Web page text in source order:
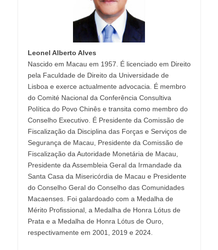
Leonel Alberto Alves
Nascido em Macau em 1957. É licenciado em Direito
pela Faculdade de Direito da Universidade de
Lisboa e exerce actualmente advocacia. É membro
do Comité Nacional da Conferência Consultiva
Política do Povo Chinês e transita como membro do
Conselho Executivo. É Presidente da Comissão de
Fiscalização da Disciplina das Forças e Serviços de
Segurança de Macau, Presidente da Comissão de
Fiscalização da Autoridade Monetária de Macau,
Presidente da Assembleia Geral da Irmandade da
Santa Casa da Misericórdia de Macau e Presidente
do Conselho Geral do Conselho das Comunidades
Macaenses. Foi galardoado com a Medalha de
Mérito Profissional, a Medalha de Honra Lótus de
Prata e a Medalha de Honra Lótus de Ouro,
respectivamente em 2001, 2019 e 2024.